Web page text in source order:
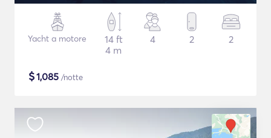
Yacht a motore
14 ft
4 m
4 2 2
$1,085 /notte